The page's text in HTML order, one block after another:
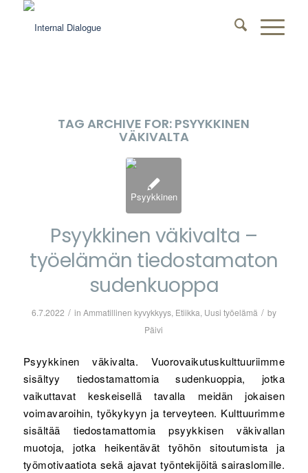
TAG ARCHIVE FOR: PSYYKKINEN
VÄKIVALTA
Psyykkinen väkivalta –
työelämän tiedostamaton
sudenkuoppa
6.7.2022 / in Ammatillinen kyvykkyys, Etiikka, Uusi työelämä / by
Päivi
Psyykkinen väkivalta. Vuorovaikutuskulttuuriimme
sisältyy tiedostamattomia sudenkuoppia, jotka
vaikuttavat keskeisellä tavalla meidän jokaisen
voimavaroihin, työkykyyn ja terveyteen. Kulttuurimme
sisältää tiedostamattomia psyykkisen väkivallan
muotoja, jotka heikentävät työhön sitoutumista ja
työmotivaatiota sekä ajavat työntekijöitä sairaslomille.